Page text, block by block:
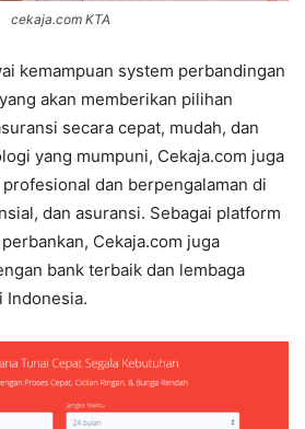
cekaja.com KTA
kemampuan system perbandingan
akan memberikan pilihan
secara cepat, mudah, dan
yang mumpuni, Cekaja.com juga
dan berpengalaman di
dan asuransi. Sebagai platform
Cekaja.com juga
bank terbaik dan lembaga
Indonesia.